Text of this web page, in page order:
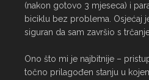
(nakon gotovo 3 mjeseca) i
biciklu bez problema. Osjećaj
siguran da sam završio s
Ono što mi je najbitnije –
točno prilagođen stanju u